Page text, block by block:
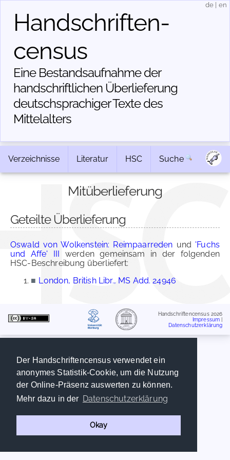
Der Handschriftencensus verwendet ein
anonymes Statistik-Cookie, um die Nutzung
der Online-Präsenz auswerten zu können.
Mehr dazu in der Datenschutzerklärung
Okay
Handschriften­
census
Eine Bestandsaufnahme der
handschriftlichen Über­lieferung
deutschsprachiger Texte des
Mittelalters
de en
Verzeichnisse Literatur HSC Suche
Mitüberlieferung
Geteilte Überlieferung
Oswald von Wolkenstein: Reimpaarreden und 'Fuchs
und Affe' III werden gemeinsam in der folgenden
HSC-Beschreibung überliefert:
■ London, British Libr., MS Add. 24946
Handschriftencensus 2026
Impressum
Datenschutzerklärung